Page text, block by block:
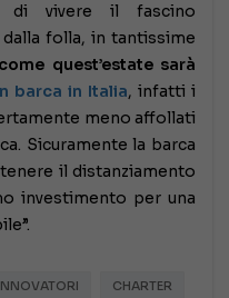
di vivere il fascino
dalla folla, in tantissime
quest’estate sarà
barca in Italia, infatti i
meno affollati
Sicuramente la barca
il distanziamento
investimento per una
CHARTER